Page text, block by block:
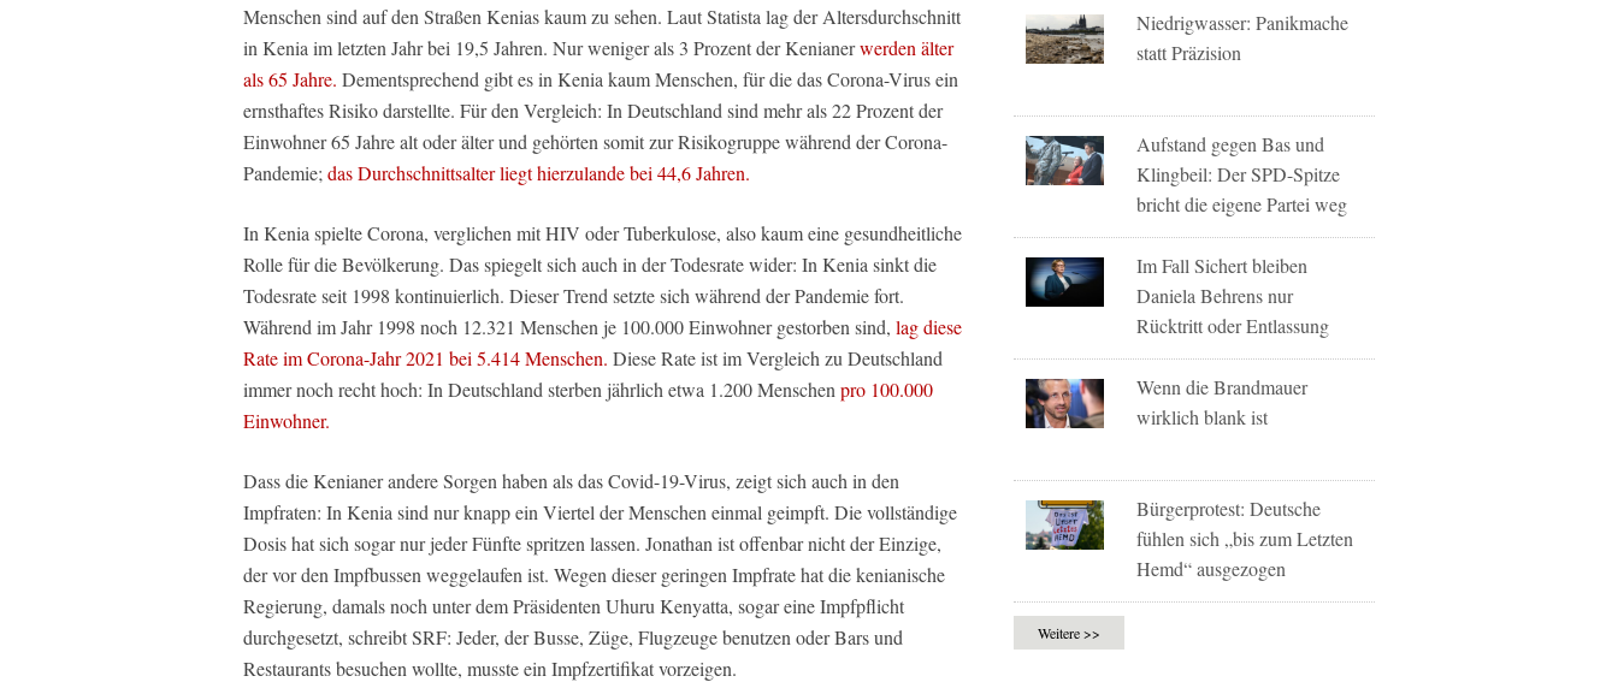
Menschen sind auf den Straßen Kenias kaum zu sehen. Laut Statista lag der Altersdurchschnitt
in Kenia im letzten Jahr bei 19,5 Jahren. Nur weniger als 3 Prozent der Kenianerwerden älter
als 65 Jahre. Dementsprechend gibt es in Kenia kaum Menschen, für die das Corona-Virus ein
ernsthaftes Risiko darstellte. Für den Vergleich: In Deutschland sind mehr als 22 Prozent der
Einwohner 65 Jahre alt oder älter und gehörten somit zur Risikogruppe während der Corona-
Pandemie; das Durchschnittsalter liegt hierzulande bei 44,6 Jahren.
In Kenia spielte Corona, verglichen mit HIV oder Tuberkulose, also kaum eine gesundheitliche
Rolle für die Bevölkerung. Das spiegelt sich auch in der Todesrate wider: In Kenia sinkt die
Todesrate seit 1998 kontinuierlich. Dieser Trend setzte sich während der Pandemie fort.
Während im Jahr 1998 noch 12.321 Menschen je 100.000 Einwohner gestorben sind, lag diese
Rate im Corona-Jahr 2021 bei 5.414 Menschen. Diese Rate ist im Vergleich zu Deutschland
immer noch recht hoch: In Deutschland sterben jährlich etwa 1.200 Menschen pro 100.000
Einwohner.
Dass die Kenianer andere Sorgen haben als das Covid-19-Virus, zeigt sich auch in den
Impfraten: In Kenia sind nur knapp ein Viertel der Menschen einmal geimpft. Die vollständige
Dosis hat sich sogar nur jeder Fünfte spritzen lassen. Jonathan ist offenbar nicht der Einzige,
der vor den Impfbussen weggelaufen ist. Wegen dieser geringen Impfrate hat die kenianische
Regierung, damals noch unter dem Präsidenten Uhuru Kenyatta, sogar eine Impfpflicht
durchgesetzt, schreibt SRF: Jeder, der Busse, Züge, Flugzeuge benutzen oder Bars und
Restaurants besuchen wollte, musste ein Impfzertifikat vorzeigen.
Niedrigwasser: Panikmache
statt Präzision
Aufstand gegen Bas und
Klingbeil: Der SPD-Spitze
bricht die eigene Partei weg
Im Fall Sichert bleiben
Daniela Behrens nur
Rücktritt oder Entlassung
Wenn die Brandmauer
wirklich blank ist
Bürgerprotest: Deutsche
fühlen sich „bis zum Letzten
Hemd“ ausgezogen
Weitere >>